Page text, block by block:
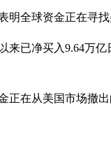
全球资金正在寻找
已净买入9.64万
在从美国市场